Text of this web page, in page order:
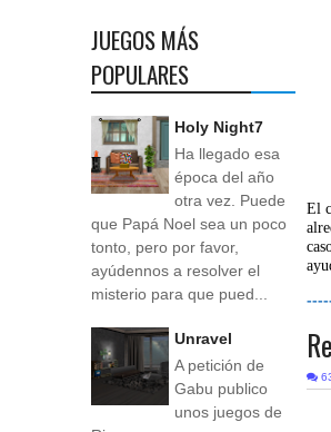
El
JUEGOS MÁS
POPULARES
Holy Night7
Ha llegado esa
época del año
otra vez. Puede
que Papá Noel sea un poco
tonto, pero por favor,
ayúdennos a resolver el
misterio para que pued...
Unravel
A petición de
Gabu publico
unos juegos de